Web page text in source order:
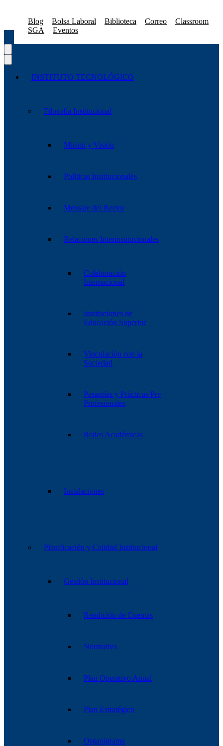
Blog Bolsa Laboral Biblioteca Correo
Classroom
SGA
Eventos
INSTITUTO TECNOLÓGICO
Filosofía Institucional
Misión y Visión
Políticas Institucionales
Mensaje del Rector
Relaciones Interinstitucionales
Colaboración
Internacional
Instituciones de
Educación Superior
Vinculación con la
Sociedad
Pasantías y Prácticas Pre
Profesionales
Redes Académicas
Instalaciones
Planificación y Calidad Institucional
Gestión Institucional
Rendición de Cuentas
Normativa
Plan Operativo Anual
Plan Estratégico
Organigrama